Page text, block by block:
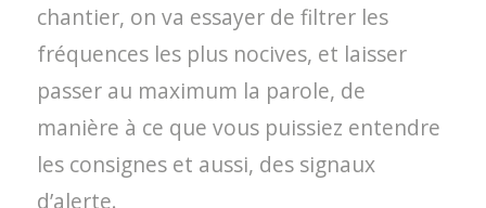
chantier, on va essayer de filtrer les
fréquences les plus nocives, et laisser
passer au maximum la parole, de
manière à ce que vous puissiez entendre
les consignes et aussi, des signaux
d’alerte.